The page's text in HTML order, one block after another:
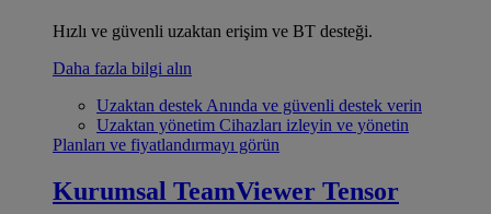
Hızlı ve güvenli uzaktan erişim ve BT desteği.
Daha fazla bilgi alın
Uzaktan destek Anında ve güvenli destek verin
Uzaktan yönetim Cihazları izleyin ve yönetin
Planları ve fiyatlandırmayı görün
Kurumsal TeamViewer Tensor